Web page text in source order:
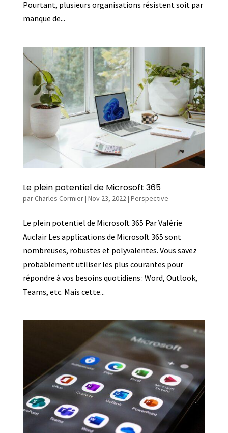
Pourtant, plusieurs organisations résistent soit par
manque de...
Le plein potentiel de Microsoft 365
parCharles Cormier| Nov 23, 2022| Perspective
Le plein potentiel de Microsoft 365 Par Valérie
Auclair Les applications de Microsoft 365 sont
nombreuses, robustes et polyvalentes. Vous savez
probablement utiliser les plus courantes pour
répondre à vos besoins quotidiens : Word, Outlook,
Teams, etc. Mais cette...